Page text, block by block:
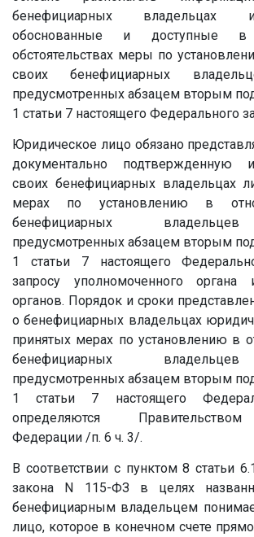
бенефициарных владельцах
обоснованные и доступные в
обстоятельствах меры по
своих бенефициарных
предусмотренных абзацем вторым
1 статьи 7 настоящего Федерального
Юридическое лицо обязано
документально
своих бенефициарных владельцах
мерах по установлению в
бенефициарных
предусмотренных абзацем вторым
1 статьи 7 настоящего
запросу уполномоченного органа
органов. Порядок и сроки
о бенефициарных владельцах
принятых мерах по установлению в
бенефициарных
предусмотренных абзацем вторым
1 статьи 7 настоящего
определяются
Федерации /п. 6 ч. 3/.
В соответствии с пунктом 8 статьи
закона N 115-ФЗ в целях
бенефициарным владельцем
лицо, которое в конечном счете